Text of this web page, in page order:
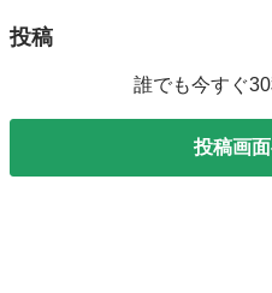
投稿
誰でも今すぐ
投稿画